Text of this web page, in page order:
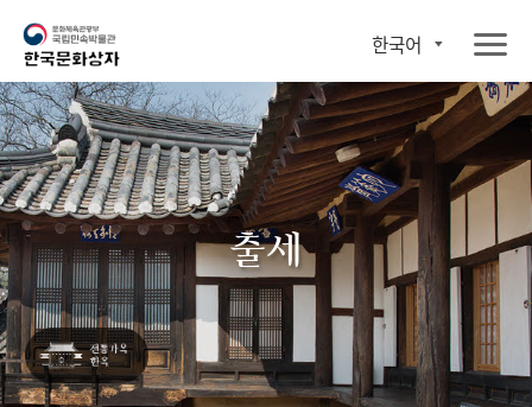
한국어
출세